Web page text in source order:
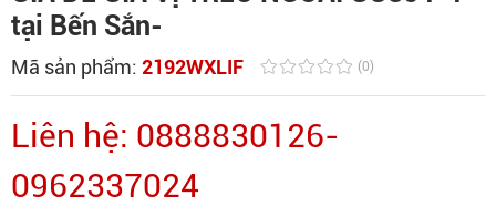
tại Bến Sắn-
Mã sản phẩm: 2192WXLIF (0)
Liên hệ: 0888830126-
0962337024